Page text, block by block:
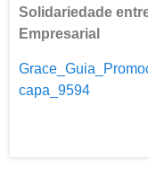
Solidariedade
Empresarial
capa_9594